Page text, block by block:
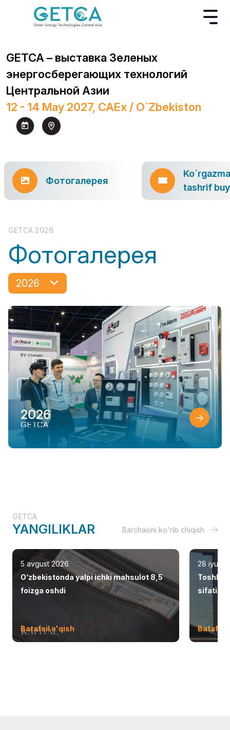
GETCA – выставка Зеленых
энергосберегающих технологий
Центральной Азии
12 - 14 May 2027, CAEx / O`zbekiston
Фотогалерея
tashrif
GETCA 2026
Фотогалерея
2026
2026
GETCA
GETCA
YANGILIKLAR Barchasini ko'rib chiqish
5 avgust 2026
O‘zbekistonda yalpi ichki mahsulot 8,5
foizga oshdi
Batafsil o'qish
28 iyul
Batafsil